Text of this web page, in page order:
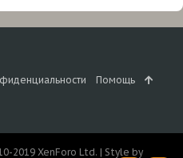
Помощь
2019 XenForo Ltd. | Style by